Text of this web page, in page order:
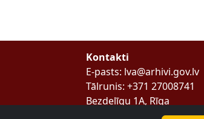
Kontakti
E-pasts: lva@arhivi.gov.lv
Tālrunis: +371 27008741
Bezdelīgu 1A, Rīga
Latvijas Valsts arhīvs